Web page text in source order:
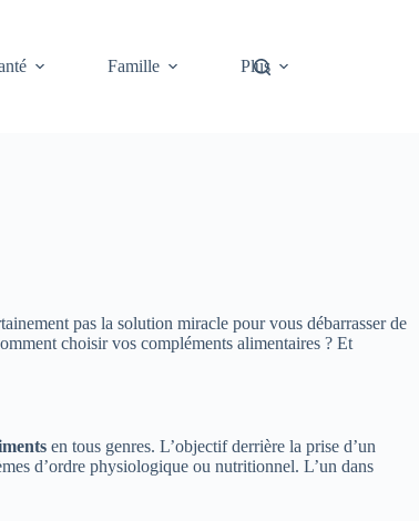
Famille Plus
pas la solution miracle pour vous débarrasser de
choisir vos compléments alimentaires ? Et
en tous genres. L’objectif derrière la prise d’un
d’ordre physiologique ou nutritionnel. L’un dans